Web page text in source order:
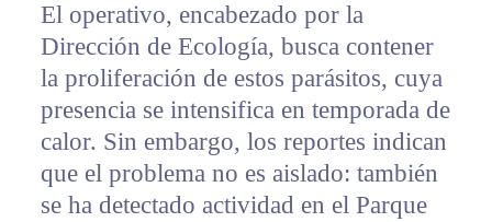
El operativo, encabezado por la
Dirección de Ecología, busca contener
la proliferación de estos parásitos, cuya
presencia se intensifica en temporada de
calor. Sin embargo, los reportes indican
que el problema no es aislado: también
se ha detectado actividad en el Parque